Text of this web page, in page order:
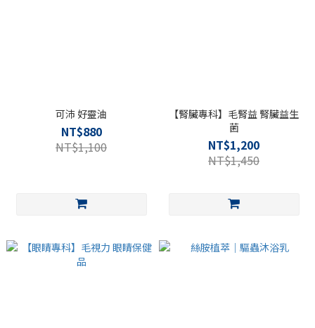
可沛 好靈油
NT$880
NT$1,100
【腎臟專科】毛腎益 腎臟益生
菌
NT$1,200
NT$1,450